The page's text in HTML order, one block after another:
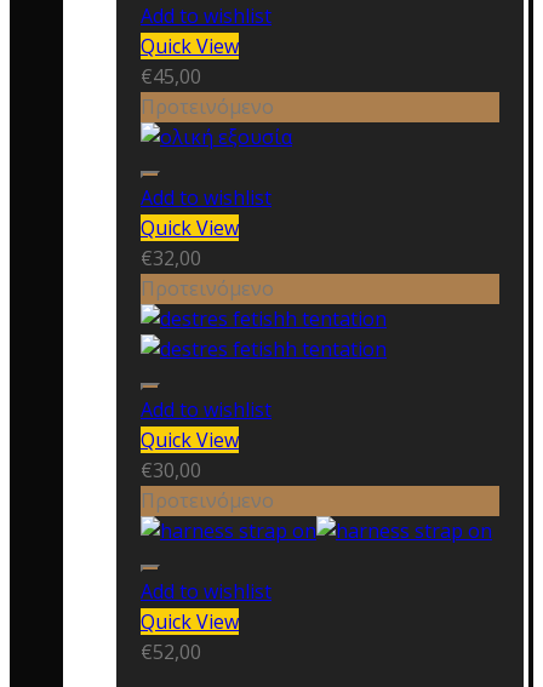
Add to wishlist
Quick View
€45,00
Προτεινόμενο
Add to wishlist
Quick View
€32,00
Προτεινόμενο
Add to wishlist
Quick View
€30,00
Προτεινόμενο
Add to wishlist
Quick View
€52,00